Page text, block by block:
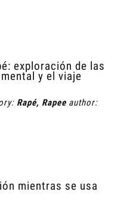
exploración de las
y el viaje
Rapé, Rapee author:
mientras se usa